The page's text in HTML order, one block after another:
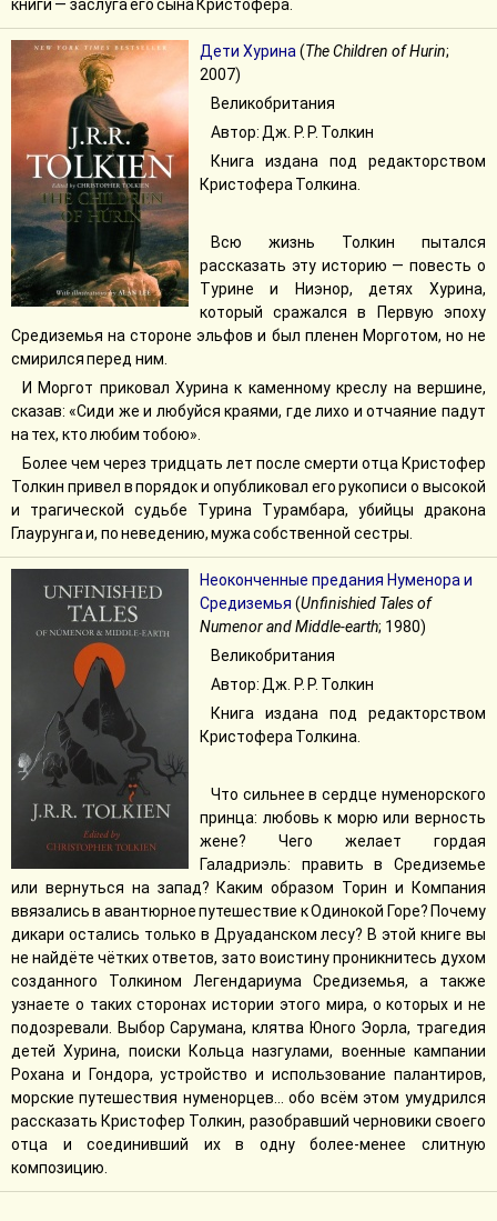
книги — заслуга его сына Кристофера.
Дети Хурина(The Children of Hurin;
2007)
Великобритания
Автор: Дж. Р. Р. Толкин
Книга издана под редакторством
Кристофера Толкина.
Всю жизнь Толкин пытался
рассказать эту историю — повесть о
Турине и Ниэнор, детях Хурина,
который сражался в Первую эпоху
Средиземья на стороне эльфов и был пленен Морготом, но не
смирился перед ним.
И Моргот приковал Хурина к каменному креслу на вершине,
сказав: «Сиди же и любуйся краями, где лихо и отчаяние падут
на тех, кто любим тобою».
Более чем через тридцать лет после смерти отца Кристофер
Толкин привел в порядок и опубликовал его рукописи о высокой
и трагической судьбе Турина Турамбара, убийцы дракона
Глаурунга и, по неведению, мужа собственной сестры.
Неоконченные предания Нуменора и
Средиземья (Unfinishied Tales of
Numenor and Middle-earth; 1980)
Великобритания
Автор: Дж. Р. Р. Толкин
Книга издана под редакторством
Кристофера Толкина.
Что сильнее в сердце нуменорского
принца: любовь к морю или верность
жене? Чего желает гордая
Галадриэль: править в Средиземье
или вернуться на запад? Каким образом Торин и Компания
ввязались в авантюрное путешествие к Одинокой Горе? Почему
дикари остались только в Друаданском лесу? В этой книге вы
не найдёте чётких ответов, зато воистину проникнитесь духом
созданного Толкином Легендариума Средиземья, а также
узнаете о таких сторонах истории этого мира, о которых и не
подозревали. Выбор Сарумана, клятва Юного Эорла, трагедия
детей Хурина, поиски Кольца назгулами, военные кампании
Рохана и Гондора, устройство и использование палантиров,
морские путешествия нуменорцев… обо всём этом умудрился
рассказать Кристофер Толкин, разобравший черновики своего
отца и соединивший их в одну более-менее слитную
композицию.